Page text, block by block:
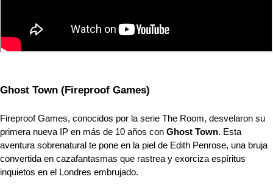
Ghost Town (Fireproof Games)
Fireproof Games, conocidos por la serie The Room, desvelaron su
primera nueva IP en más de 10 años con Ghost Town. Esta
aventura sobrenatural te pone en la piel de Edith Penrose, una bruja
convertida en cazafantasmas que rastrea y exorciza espíritus
inquietos en el Londres embrujado.